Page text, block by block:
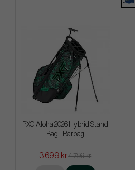
PXG Aloha 2026 Hybrid Stand
Bag - Bärbag
3 699 kr4 799 kr